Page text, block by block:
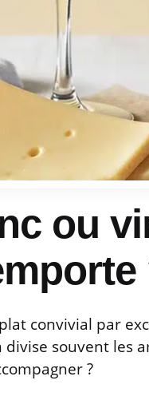
ou
convivial par
divise souvent les
?